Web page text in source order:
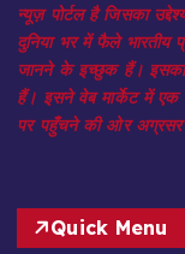
न्यूज़ पोर्टल है जिसका
दुनिया भर में फैले भारतीय
जानने के इच्छुक हैं। इसका
हैं। इसने वेब मार्केट में एक
पर पहुँचने की ओर
Quick Menu